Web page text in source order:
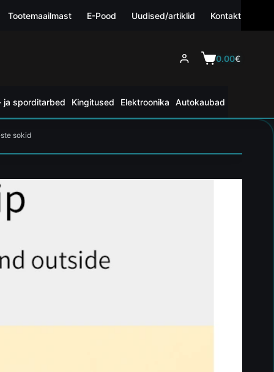
Tootemaailmast E-Pood Uudised/artiklid Kontakt
0.00€
ja sporditarbed Kingitused Elektroonika Autokaubad
sokid